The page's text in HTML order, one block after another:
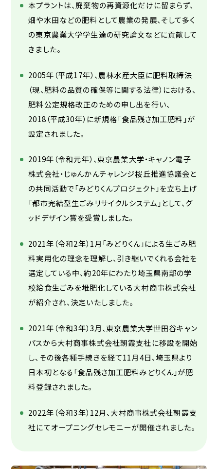
本プラントは、廃棄物の再資源化だけに留まらず、
畑や水田などの肥料として農業の発展、そして多く
の東京農業大学学生達の研究論文などに貢献して
きました。
2005年（平成17年）、農林水産大臣に肥料取締法
（現、肥料の品質の確保等に関する法律）における、
肥料公定規格改正のための申し出を行い、
2018（平成30年）に新規格「食品残さ加工肥料」が
設定されました。
2019年（令和元年）、東京農業大学・キャノン電子
株式会社・じゅんかんチャレンジ桜丘推進協議会と
の共同活動で「みどりくんプロジェクト」を立ち上げ
「都市完結型生ごみリサイクルシステム」として、グ
ッドデザイン賞を受賞しました。
2021年（令和2年）1月「みどりくん」による生ごみ肥
料実用化の理念を理解し、引き継いでくれる会社を
選定している中、約20年にわたり埼玉県南部の学
校給食生ごみを堆肥化している大村商事株式会社
が紹介され、決定いたしました。
2021年（令和3年）3月、東京農業大学世田谷キャン
パスから大村商事株式会社朝霞支社に移設を開始
し、その後各種手続きを経て11月4日、埼玉県より
日本初となる「食品残さ加工肥料みどりくん」が肥
料登録されました。
2022年（令和3年）12月、大村商事株式会社朝霞支
社にてオープニングセレモニーが開催されました。